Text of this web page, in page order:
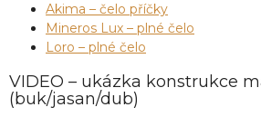
Akima – čelo příčky
Mineros Lux – plné čelo
Loro – plné čelo
VIDEO – ukázka konstrukce
(buk/jasan/dub)